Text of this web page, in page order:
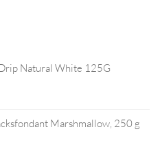
Natural White 125G
Marshmallow, 250 g